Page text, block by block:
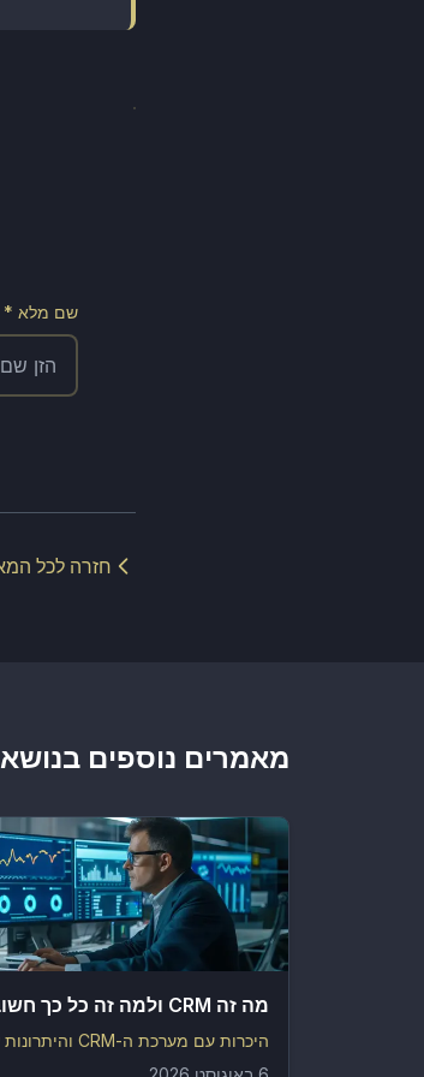
שם מלא *
חזרה לכל
מאמרים נוספים בנושא
מה זה CRM ולמה זה כל כך חשוב לעסק שלך
היכרות עם מערכת ה-CRM והיתרונות שלה